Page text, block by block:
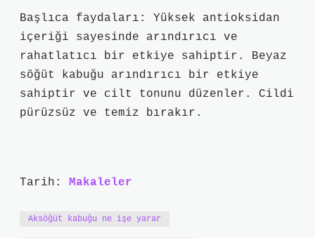
Başlıca faydaları: Yüksek antioksidan
içeriği sayesinde arındırıcı ve
rahatlatıcı bir etkiye sahiptir. Beyaz
söğüt kabuğu arındırıcı bir etkiye
sahiptir ve cilt tonunu düzenler. Cildi
pürüzsüz ve temiz bırakır.
Tarih: Makaleler
Aksöğüt kabuğu ne işe yarar